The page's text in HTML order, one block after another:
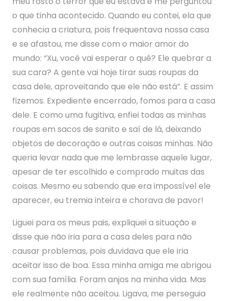
o que tinha acontecido. Quando eu contei, ela que
conhecia a criatura, pois frequentava nossa casa
e se afastou, me disse com o maior amor do
mundo: “Xu, você vai esperar o quê? Ele quebrar a
sua cara? A gente vai hoje tirar suas roupas da
casa dele, aproveitando que ele não está”. E assim
fizemos. Expediente encerrado, fomos para a casa
dele. E como uma fugitiva, enfiei todas as minhas
roupas em sacos de sanito e saí de lá, deixando
objetos de decoração e outras coisas minhas. Não
queria levar nada que me lembrasse aquele lugar,
apesar de ter escolhido e comprado muitas das
coisas. Mesmo eu sabendo que era impossível ele
aparecer, eu tremia inteira e chorava de pavor!
Liguei para os meus pais, expliquei a situação e
disse que não iria para a casa deles para não
causar problemas, pois duvidava que ele iria
aceitar isso de boa. Essa minha amiga me abrigou
com sua família. Foram anjos na minha vida. Mas
ele realmente não aceitou. Ligava, me perseguia